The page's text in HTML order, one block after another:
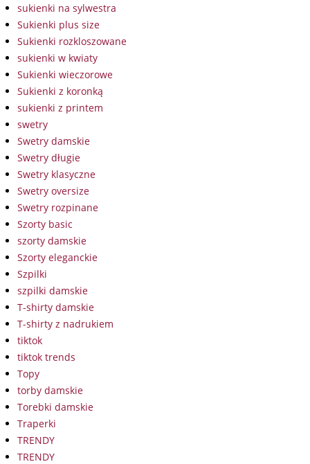
sukienki na sylwestra
Sukienki plus size
Sukienki rozkloszowane
sukienki w kwiaty
Sukienki wieczorowe
Sukienki z koronką
sukienki z printem
swetry
Swetry damskie
Swetry długie
Swetry klasyczne
Swetry oversize
Swetry rozpinane
Szorty basic
szorty damskie
Szorty eleganckie
Szpilki
szpilki damskie
T-shirty damskie
T-shirty z nadrukiem
tiktok
tiktok trends
Topy
torby damskie
Torebki damskie
Traperki
TRENDY
TRENDY